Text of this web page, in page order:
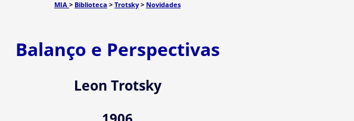
MIA > Biblioteca > Trotsky > Novidades
Balanço e Perspectivas
Leon Trotsky